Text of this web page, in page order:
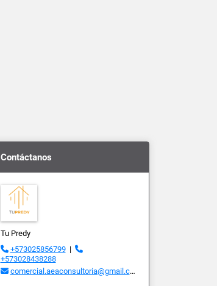
Contáctanos
Tu Predy
+573025856799|
+573028438288
comercial.aeaconsultoria@gmail.com